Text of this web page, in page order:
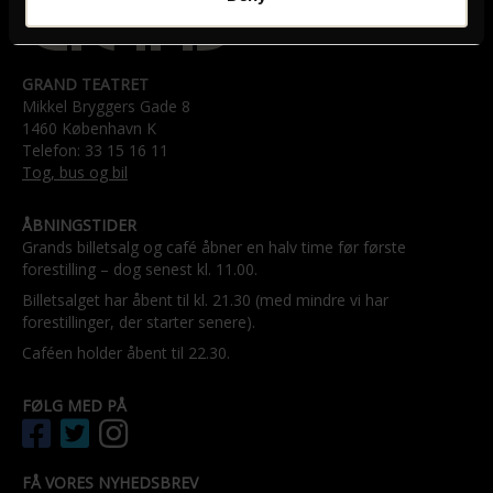
GRAND TEATRET
Mikkel Bryggers Gade 8
1460 København K
Telefon: 33 15 16 11
Tog, bus og bil
ÅBNINGSTIDER
Grands billetsalg og café åbner en halv time før første
forestilling – dog senest kl. 11.00.
Billetsalget har åbent til kl. 21.30 (med mindre vi har
forestillinger, der starter senere).
Caféen holder åbent til 22.30.
FØLG MED PÅ
FÅ VORES NYHEDSBREV